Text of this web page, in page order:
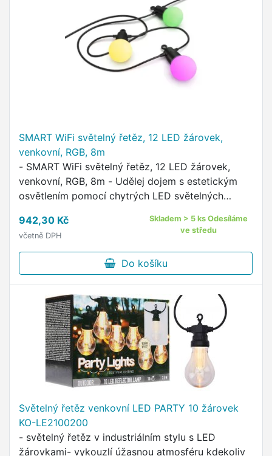
SMART WiFi světelný řetěz, 12 LED žárovek,
venkovní, RGB, 8m
- SMART WiFi světelný řetěz, 12 LED žárovek,
venkovní, RGB, 8m - Udělej dojem s estetickým
osvětlením pomocí chytrých LED světelných
venkovní osvětlení …
942,30 Kč
včetně DPH
Skladem > 5 ks Odesíláme
ve středu
Do košíku
Světelný řetěz venkovní LED PARTY 10 žárovek
KO-LE2100200
- světelný řetěz v industriálním stylu s LED
žárovkami- vykouzlí úžasnou atmosféru kdekoliv